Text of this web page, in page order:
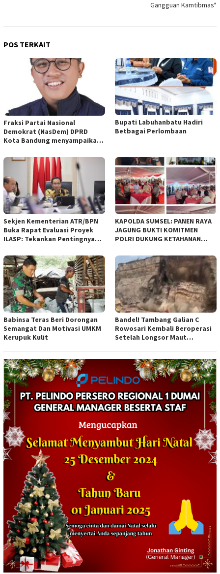
Gangguan Kamtibmas*
POS TERKAIT
Fraksi Partai Nasional
Demokrat (NasDem) DPRD
Kota Bandung menyampaikan
empat Rancangan Peraturan
Daerah (Raperda) yang
diajukan Pemerintah Kota
Bandung
Bupati Labuhanbatu Hadiri
Betbagai Perlombaan
Sekjen Kementerian ATR/BPN
Buka Rapat Evaluasi Proyek
ILASP: Tekankan Pentingnya
Anggaran
KAPOLDA SUMSEL: PANEN RAYA
JAGUNG BUKTI KOMITMEN
POLRI DUKUNG KETAHANAN
Babinsa Teras Beri Dorongan
Semangat Dan Motivasi UMKM
Kerupuk Kulit
Bandel! Tambang Galian C
Rowosari Kembali Beroperasi
Setelah Longsor Maut